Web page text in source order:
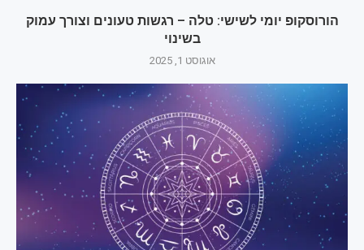
הורוסקופ יומי לשישי: טלה – רגשות טעונים וצורך עמוק
בשינוי
אוגוסט 1, 2025